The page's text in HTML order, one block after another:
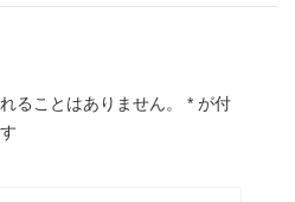
ることはありません。 * が付